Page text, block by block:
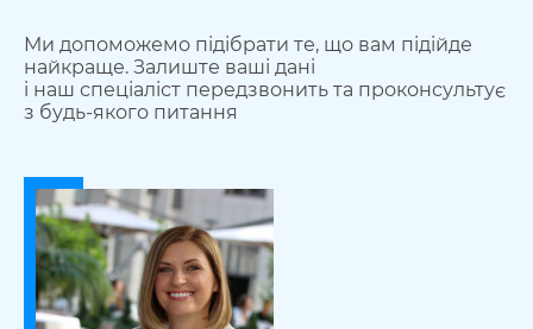
Ми допоможемо підібрати те, що вам підійде
найкраще. Залиште ваші дані
і наш спеціаліст передзвонить та проконсультує
з будь-якого питання